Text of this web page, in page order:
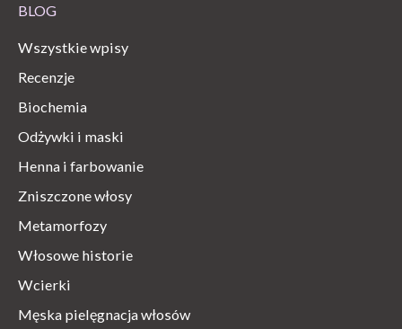
BLOG
Wszystkie wpisy
Recenzje
Biochemia
Odżywki i maski
Henna i farbowanie
Zniszczone włosy
Metamorfozy
Włosowe historie
Wcierki
Męska pielęgnacja włosów